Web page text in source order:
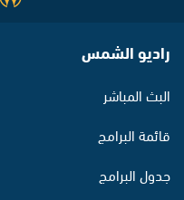
راديو الشمس
البث المباشر
قائمة البرامج
جدول البرامج